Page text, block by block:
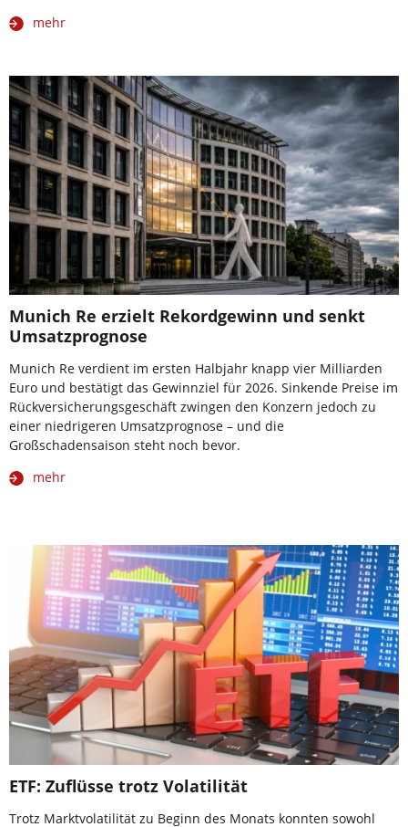
mehr
Munich Re erzielt Rekordgewinn und senkt
Umsatzprognose
Munich Re verdient im ersten Halbjahr knapp vier Milliarden
Euro und bestätigt das Gewinnziel für 2026. Sinkende Preise im
Rückversicherungsgeschäft zwingen den Konzern jedoch zu
einer niedrigeren Umsatzprognose – und die
Großschadensaison steht noch bevor.
mehr
ETF: Zuflüsse trotz Volatilität
Trotz Marktvolatilität zu Beginn des Monats konnten sowohl